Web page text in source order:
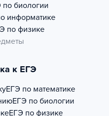
биологии
информатике
по физике
к ЕГЭ
ЕГЭ по математике
ЕГЭ по биологии
ЕГЭ по физике